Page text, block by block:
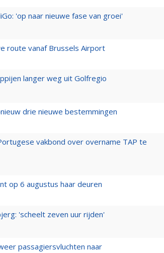
'op naar nieuwe fase van groei'
route vanaf Brussels Airport
langer weg uit Golfregio
drie nieuwe bestemmingen
vakbond over overname TAP te
op 6 augustus haar deuren
'scheelt zeven uur rijden'
passagiersvluchten naar